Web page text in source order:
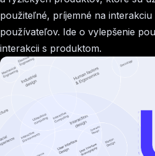
použiteľné, príjemné na
používateľov. Ide o vylepšenie
interakcii s produktom.